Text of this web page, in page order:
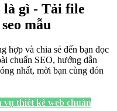
là gì - Tải file
mẫu
hợp và chia sẻ đến bạn đọc
chuẩn SEO, hướng dẫn
nhất, mời bạn cùng đón
vụ thiết kế web chuẩn